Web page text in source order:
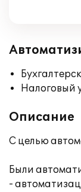
Налоговый
Описание
С целью
Были
-